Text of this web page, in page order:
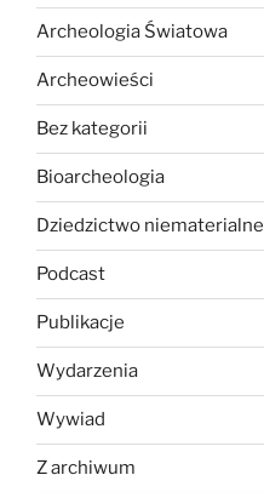
Archeologia Światowa
Archeowieści
Bez kategorii
Bioarcheologia
Dziedzictwo niematerialne
Podcast
Publikacje
Wydarzenia
Wywiad
Z archiwum